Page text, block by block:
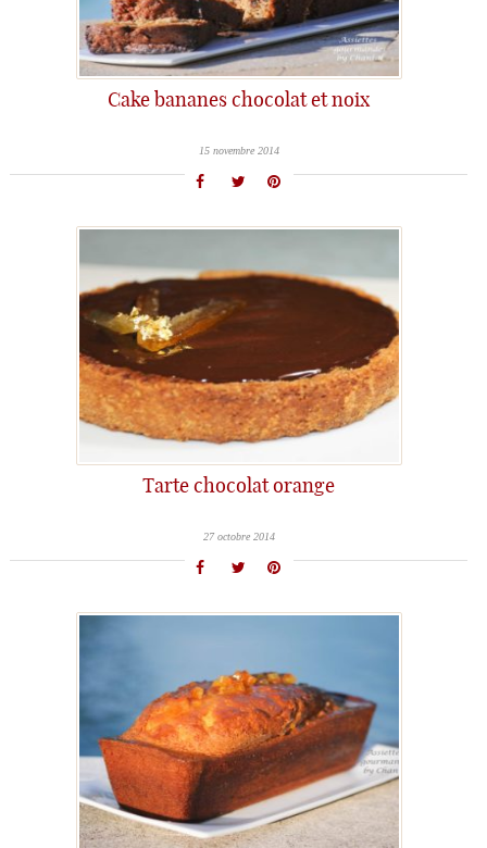
Cake bananes chocolat et noix
15 novembre 2014
Tarte chocolat orange
27 octobre 2014